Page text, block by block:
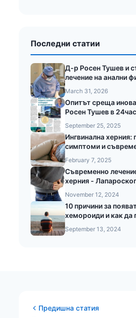
Последни статии
Д-р Росен Тушев и
лечение на анални
March 31, 2026
Опитът среща
Росен Тушев в
September 25, 2025
Ингвинална херния:
симптоми и
February 7, 2025
Съвременно
херния -
операция на
November 12, 2024
10 причини за
хемороиди и как да
September 13, 2024
Предишна статия